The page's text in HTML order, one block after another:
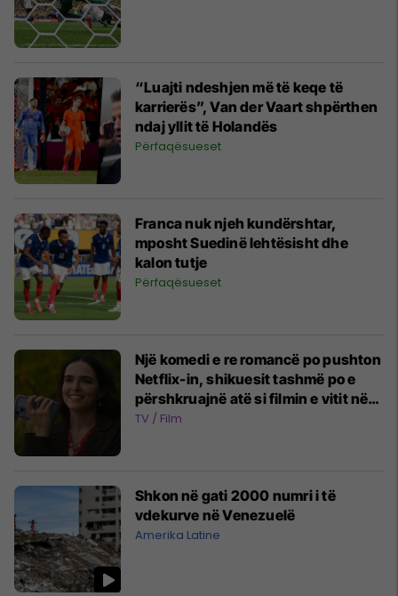
“Luajti ndeshjen më të keqe të
karrierës”, Van der Vaart shpërthen
ndaj yllit të Holandës
Përfaqësueset
Franca nuk njeh kundërshtar,
mposht Suedinë lehtësisht dhe
kalon tutje
Përfaqësueset
Një komedi e re romancë po pushton
Netflix-in, shikuesit tashmë po e
përshkruajnë atë si filmin e vitit në
këtë zhanër
TV / Film
Shkon në gati 2000 numri i të
vdekurve në Venezuelë
Amerika Latine